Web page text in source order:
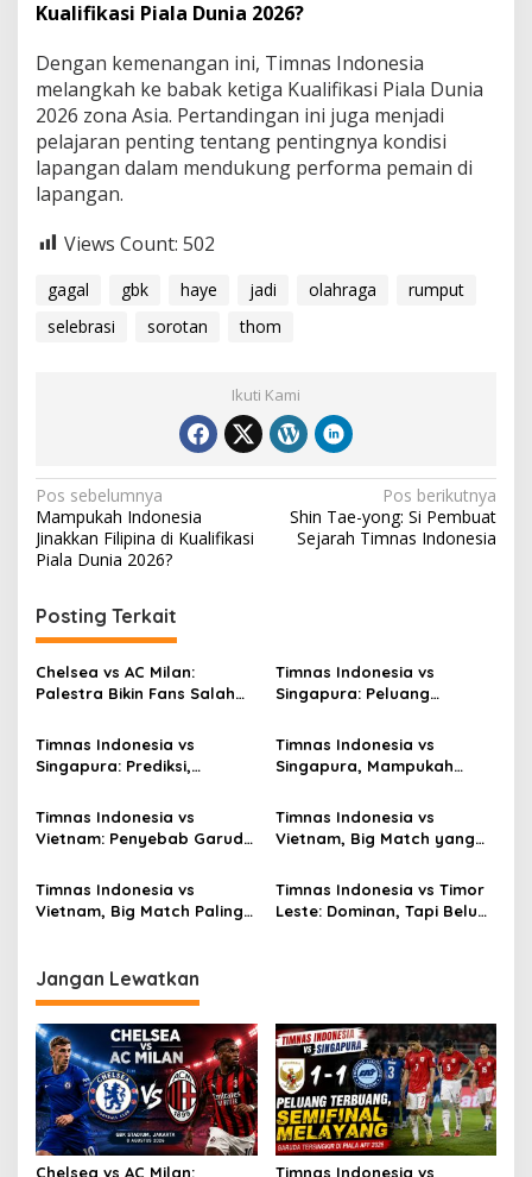
Kualifikasi Piala Dunia 2026?
Dengan kemenangan ini, Timnas Indonesia
melangkah ke babak ketiga Kualifikasi Piala Dunia
2026 zona Asia. Pertandingan ini juga menjadi
pelajaran penting tentang pentingnya kondisi
lapangan dalam mendukung performa pemain di
lapangan.
Views Count: 502
gagal gbk haye jadi olahraga
rumput
selebrasi
sorotan thom
Ikuti Kami
Navigasi
pos
Pos sebelumnya
Mampukah Indonesia
Jinakkan Filipina di Kualifikasi
Piala Dunia 2026?
Pos berikutnya
Shin Tae-yong: Si Pembuat
Sejarah Timnas Indonesia
Posting Terkait
Chelsea vs AC Milan:
Palestra Bikin Fans Salah
Timnas Indonesia vs
Singapura: Peluang
Melayang
Timnas Indonesia vs
Singapura: Prediksi,
Timnas Indonesia vs
Singapura, Mampukah
Timnas Indonesia vs
Vietnam: Penyebab Garuda
Timnas Indonesia vs
Vietnam, Big Match yang
Timnas Indonesia vs
Vietnam, Big Match Paling
Timnas Indonesia vs Timor
Leste: Dominan, Tapi Belum
Jangan Lewatkan
Chelsea vs AC Milan: Timnas Indonesia vs